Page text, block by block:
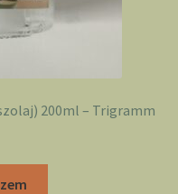
200ml – Trigramm